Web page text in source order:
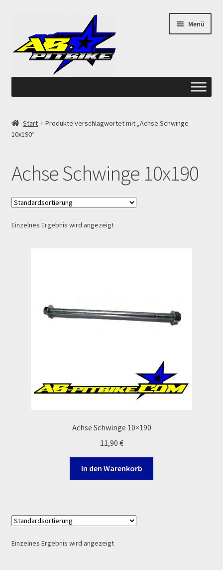
springen
springen
Menü
ANGEBOTE AB-PITBIKE
Impressum
MALCOR MTR PITBIKES
Start
Produkte verschlagwortet mit „Achse Schwinge
10x190“
Achse Schwinge 10x190
Einzelnes Ergebnis wird angezeigt
Achse Schwinge 10×190
11,90 €
In den Warenkorb
Einzelnes Ergebnis wird angezeigt